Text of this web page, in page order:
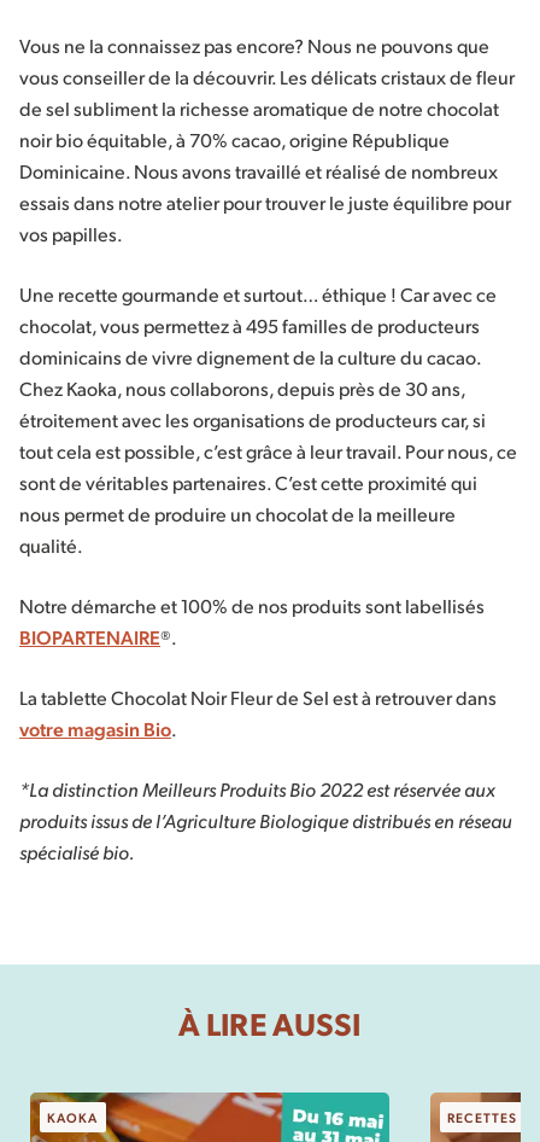
Vous ne la connaissez pas encore? Nous ne pouvons que
vous conseiller de la découvrir. Les délicats cristaux de fleur
de sel subliment la richesse aromatique de notre chocolat
noir bio équitable, à 70% cacao, origine République
Dominicaine. Nous avons travaillé et réalisé de nombreux
essais dans notre atelier pour trouver le juste équilibre pour
vos papilles.
Une recette gourmande et surtout… éthique ! Car avec ce
chocolat, vous permettez à 495 familles de producteurs
dominicains de vivre dignement de la culture du cacao.
Chez Kaoka, nous collaborons, depuis près de 30 ans,
étroitement avec les organisations de producteurs car, si
tout cela est possible, c’est grâce à leur travail. Pour nous, ce
sont de véritables partenaires. C’est cette proximité qui
nous permet de produire un chocolat de la meilleure
qualité.
Notre démarche et 100% de nos produits sont labellisés
BIOPARTENAIRE®.
La tablette Chocolat Noir Fleur de Sel est à retrouver dans
votre magasin Bio.
*La distinction Meilleurs Produits Bio 2022 est réservée aux
produits issus de l’Agriculture Biologique distribués en réseau
spécialisé bio.
À LIRE AUSSI
KAOKA RECETTES